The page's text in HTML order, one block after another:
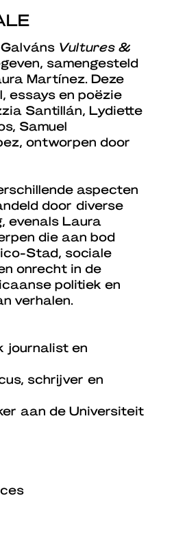
Vultures &
samengesteld
Martínez. Deze
essays en poëzie
Santillán, Lydiette
Samuel
ontworpen door
aspecten
door diverse
evenals Laura
die aan bod
Stad, sociale
onrecht in de
politiek en
verhalen.
journalist en
schrijver en
aan de Universiteit